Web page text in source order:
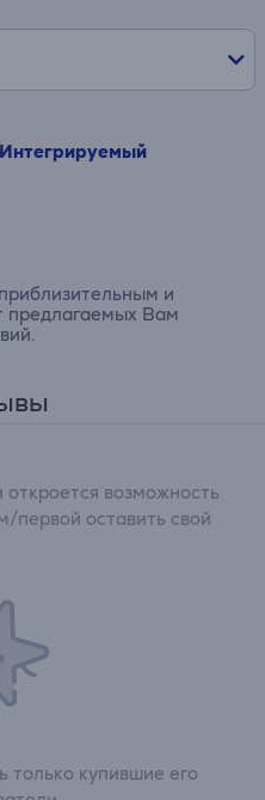
и
предлагаемых Вам
только купившие его
возможность
первой оставить свой